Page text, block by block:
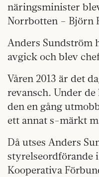
näringsminister
Norrbotten – Björn
Anders Sundström
avgick och blev
Våren 2013 är det
revansch. Under
den en gång
ett annat s-märkt
Då utses Anders
styrelseordförande
Kooperativa